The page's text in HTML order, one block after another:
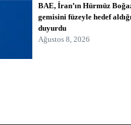
BAE, İran’ın Hürmüz
gemisini füzeyle hedef
duyurdu
Ağustos 8, 2026